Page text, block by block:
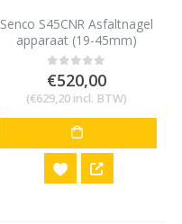
Senco S45CNR Asfaltnagel
apparaat (19-45mm)
0out of 5
€520,00
(€629,20 incl. BTW)